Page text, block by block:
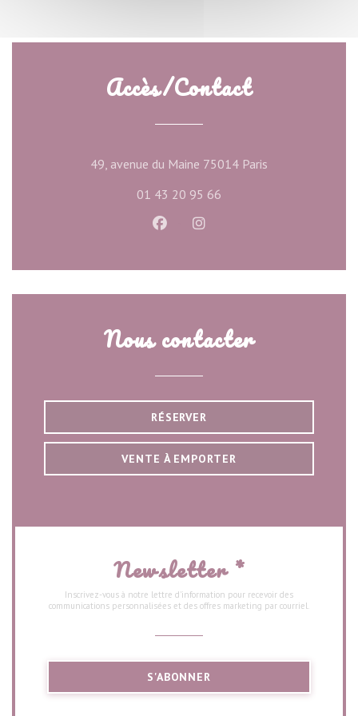
Accès/Contact
49, avenue du Maine 75014 Paris
01 43 20 95 66
Facebook ((ouvre une nouvelle
Instagram ((ouvre une
Nous contacter
RÉSERVER
VENTE À EMPORTER
Newsletter *
Inscrivez-vous à notre lettre d'information pour recevoir des
communications personnalisées et des offres marketing par courriel.
S'ABONNER